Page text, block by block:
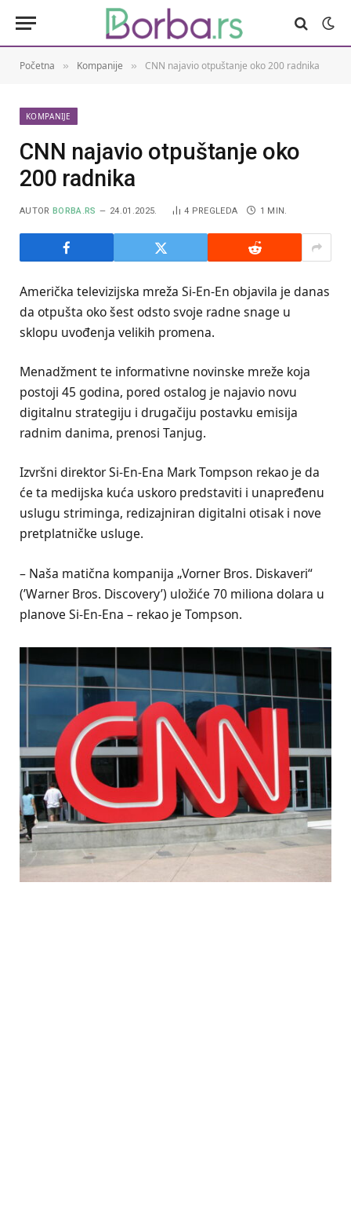
Početna » Kompanije » CNN najavio otpuštanje oko 200 radnika
KOMPANIJE
CNN najavio otpuštanje oko
200 radnika
AUTOR BORBA.RS 24.01.2025. 4 PREGLEDA 1 MIN.
Američka televizijska mreža Si-En-En objavila je danas
da otpušta oko šest odsto svoje radne snage u
sklopu uvođenja velikih promena.
Menadžment te informativne novinske mreže koja
postoji 45 godina, pored ostalog je najavio novu
digitalnu strategiju i drugačiju postavku emisija
radnim danima, prenosi Tanjug.
Izvršni direktor Si-En-Ena Mark Tompson rekao je da
će ta medijska kuća uskoro predstaviti i unapređenu
uslugu striminga, redizajniran digitalni otisak i nove
pretplatničke usluge.
– Naša matična kompanija „Vorner Bros. Diskaveri“
(’Warner Bros. Discovery’) uložiće 70 miliona dolara u
planove Si-En-Ena – rekao je Tompson.